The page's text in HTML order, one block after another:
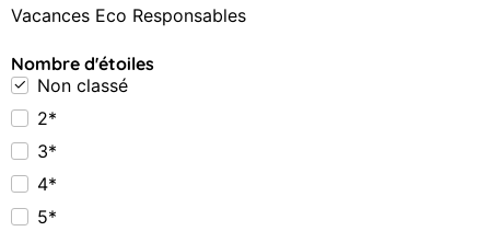
Vacances Eco Responsables
Nombre d'étoiles
Non classé
2*
3*
4*
5*